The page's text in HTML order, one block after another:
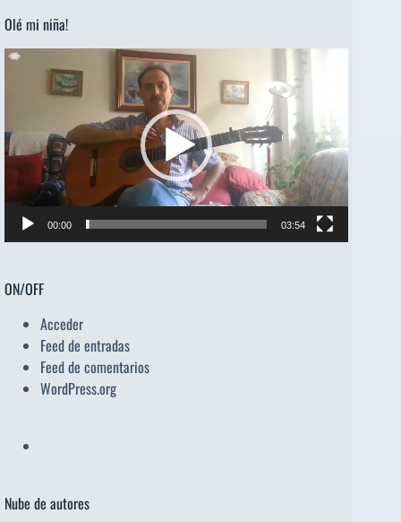
Olé mi niña!
Reproductor
00:00 03:54
ON/OFF
Acceder
Feed de entradas
Feed de comentarios
WordPress.org
Nube de autores